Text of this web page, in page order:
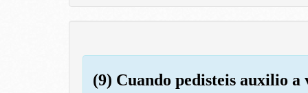
(9) Cuando pedisteis auxilio a